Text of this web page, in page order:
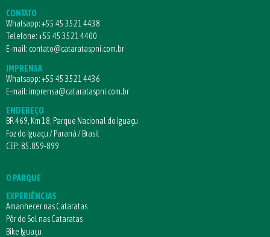
CONTATO
Whatsapp:+55 45 3521 4438
Telefone:+55 45 3521 4400
E-mail: contato@catarataspni.com.br
IMPRENSA
Whatsapp:+55 45 3521 4436
E-mail: imprensa@catarataspni.com.br
ENDEREÇO
BR 469, Km 18, Parque Nacional do Iguaçu
Foz do Iguaçu / Paraná / Brasil
CEP.: 85.859-899
O PARQUE
EXPERIÊNCIAS
Amanhecer nas Cataratas
Pôr do Sol nas Cataratas
Bike Iguaçu